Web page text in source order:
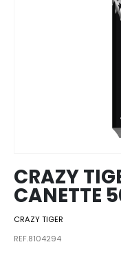
images
gallery
CRAZY
CANETTE
CRAZY TIGER
REF.8104294